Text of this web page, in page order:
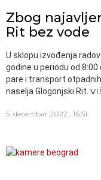
Zbog
Rit bez vode
U sklopu izvođenja
godine u periodu od 8:00
pare i transport
naselja Glogonjski Rit.
5. decembar 2022., 16:51